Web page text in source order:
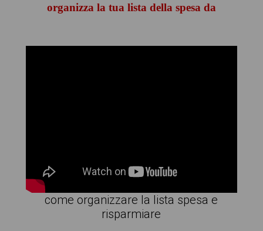
organizza la tua lista della spesa da
come organizzare la lista spesa e
risparmiare